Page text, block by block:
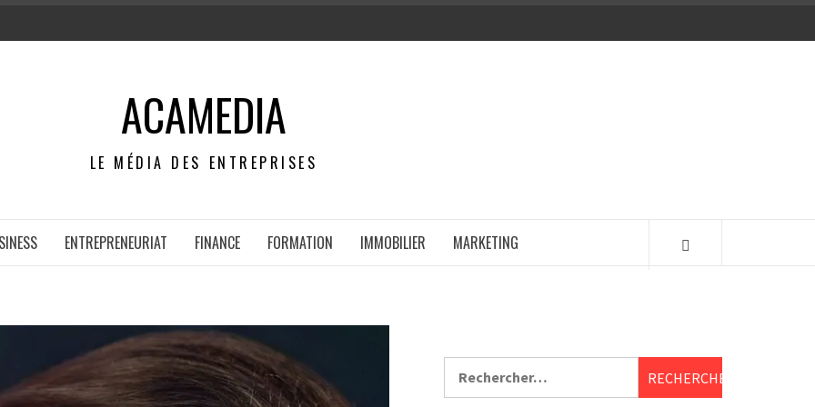
ACAMEDIA
LE MÉDIA DES ENTREPRISES
ENTREPRENEURIAT FINANCE FORMATION IMMOBILIER MARKETING